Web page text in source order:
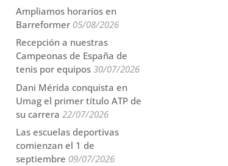
Ampliamos horarios en
Barreformer 05/08/2026
Recepción a nuestras
Campeonas de España de
tenis por equipos 30/07/2026
Dani Mérida conquista en
Umag el primer título ATP de
su carrera 22/07/2026
Las escuelas deportivas
comienzan el 1 de
septiembre 09/07/2026